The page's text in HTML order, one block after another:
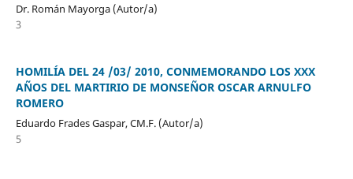
Dr. Román Mayorga (Autor/a)
3
HOMILÍA DEL 24 /03/ 2010, CONMEMORANDO LOS XXX
AÑOS DEL MARTIRIO DE MONSEÑOR OSCAR ARNULFO
ROMERO
Eduardo Frades Gaspar, CM.F. (Autor/a)
5